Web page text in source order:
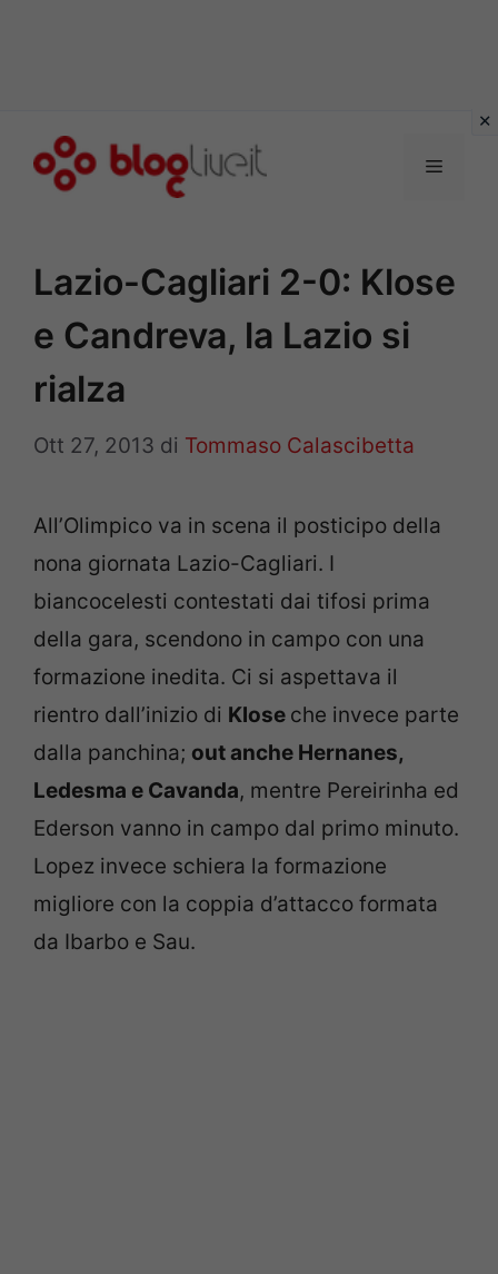
Menu
Lazio-Cagliari 2-0: Klose
e Candreva, la Lazio si
rialza
Ott 27, 2013 di Tommaso Calascibetta
All’Olimpico va in scena il posticipo della
nona giornata Lazio-Cagliari. I
biancocelesti contestati dai tifosi prima
della gara, scendono in campo con una
formazione inedita. Ci si aspettava il
rientro dall’inizio di Klose che invece parte
dalla panchina; out anche Hernanes,
Ledesma e Cavanda, mentre Pereirinha ed
Ederson vanno in campo dal primo minuto.
Lopez invece schiera la formazione
migliore con la coppia d’attacco formata
da Ibarbo e Sau.